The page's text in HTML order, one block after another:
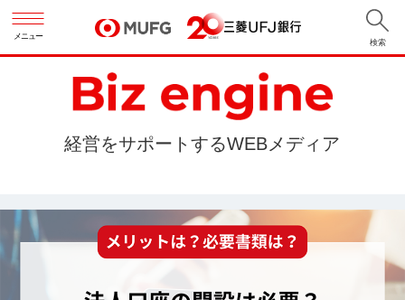
メニュー
検索
経営をサポートするWEBメディア